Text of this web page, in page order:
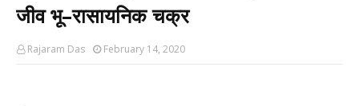
जीव भू–रासायनिक चक्र
Rajaram Das February 14, 2020